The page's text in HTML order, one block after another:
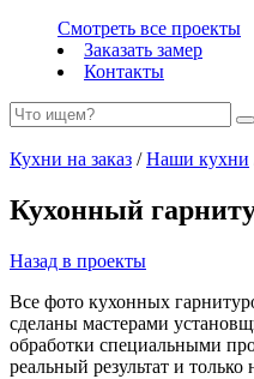
Смотреть все проекты
Заказать замер
Контакты
Кухни на заказ /Наши кухни
Кухонный
Назад в проекты
Все фото кухонных
сделаны мастерами
обработки специальными
реальный результат и